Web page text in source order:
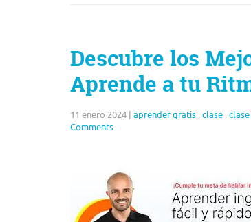
Descubre los
Aprende a tu
11 enero 2024 | aprender gratis ,clase ,
Comments